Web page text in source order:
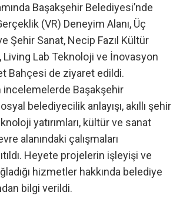
Başakşehir Belediyesi’nde
(VR) Deneyim Alanı, Üç
Şehir Sanat, Necip Fazıl Kültür
Living Lab Teknoloji ve İnovasyon
Bahçesi de ziyaret edildi.
incelemelerde Başakşehir
belediyecilik anlayışı, akıllı şehir
yatırımları, kültür ve sanat
alanındaki çalışmaları
Heyete projelerin işleyişi ve
hizmetler hakkında belediye
bilgi verildi.